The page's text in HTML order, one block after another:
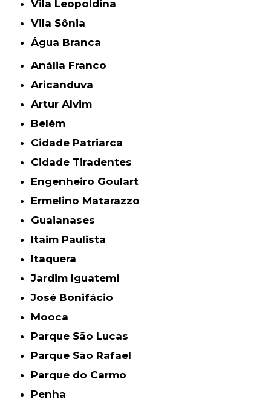
Vila Leopoldina
Vila Sônia
Água Branca
Anália Franco
Aricanduva
Artur Alvim
Belém
Cidade Patriarca
Cidade Tiradentes
Engenheiro Goulart
Ermelino Matarazzo
Guaianases
Itaim Paulista
Itaquera
Jardim Iguatemi
José Bonifácio
Mooca
Parque São Lucas
Parque São Rafael
Parque do Carmo
Penha